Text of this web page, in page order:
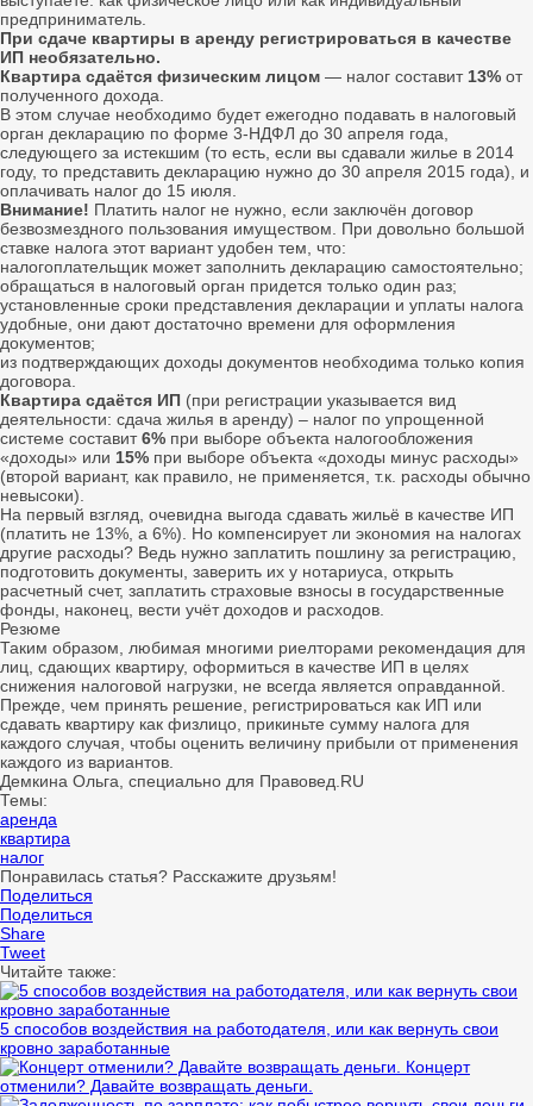
предприниматель.
При сдаче квартиры в аренду регистрироваться в качестве
ИП необязательно.
Квартира сдаётся физическим лицом ― налог составит 13% от
полученного дохода.
В этом случае необходимо будет ежегодно подавать в налоговый
орган декларацию по форме 3-НДФЛ до 30 апреля года,
следующего за истекшим (то есть, если вы сдавали жилье в 2014
году, то представить декларацию нужно до 30 апреля 2015 года), и
оплачивать налог до 15 июля.
Внимание! Платить налог не нужно, если заключён договор
безвозмездного пользования имуществом. При довольно большой
ставке налога этот вариант удобен тем, что:
налогоплательщик может заполнить декларацию самостоятельно;
обращаться в налоговый орган придется только один раз;
установленные сроки представления декларации и уплаты налога
удобные, они дают достаточно времени для оформления
документов;
из подтверждающих доходы документов необходима только копия
договора.
Квартира сдаётся ИП (при регистрации указывается вид
деятельности: сдача жилья в аренду) – налог по упрощенной
системе составит6% при выборе объекта налогообложения
«доходы» или 15% при выборе объекта «доходы минус расходы»
(второй вариант, как правило, не применяется, т.к. расходы обычно
невысоки).
На первый взгляд, очевидна выгода сдавать жильё в качестве ИП
(платить не 13%, а 6%). Но компенсирует ли экономия на налогах
другие расходы? Ведь нужно заплатить пошлину за регистрацию,
подготовить документы, заверить их у нотариуса, открыть
расчетный счет, заплатить страховые взносы в государственные
фонды, наконец, вести учёт доходов и расходов.
Резюме
Таким образом, любимая многими риелторами рекомендация для
лиц, сдающих квартиру, оформиться в качестве ИП в целях
снижения налоговой нагрузки, не всегда является оправданной.
Прежде, чем принять решение, регистрироваться как ИП или
сдавать квартиру как физлицо, прикиньте сумму налога для
каждого случая, чтобы оценить величину прибыли от применения
каждого из вариантов.
Демкина Ольга, специально для Правовед.RU
Темы:
аренда
квартира
налог
Понравилась статья? Расскажите друзьям!
Поделиться
Поделиться
Share
Tweet
Читайте также:
5 способов воздействия на работодателя, или как вернуть свои
кровно заработанные
Концерт
отменили? Давайте возвращать деньги.